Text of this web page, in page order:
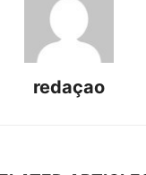
redaçao